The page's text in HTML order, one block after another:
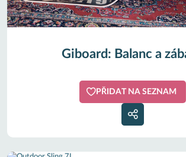
Giboard: Balanc a
PŘIDAT NA SEZNAM